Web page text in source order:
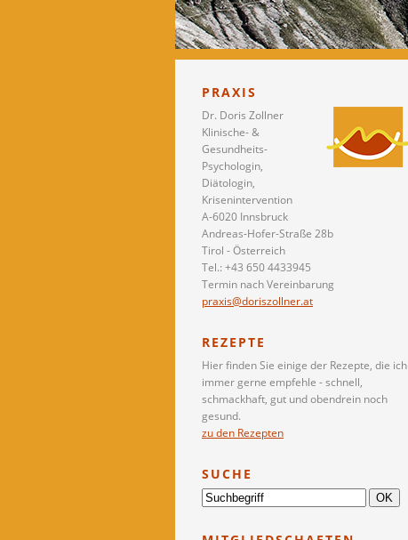
PRAXIS
Dr. Doris Zollner
Klinische- &
Gesundheits-
Psychologin,
Diätologin,
Krisenintervention
A-6020 Innsbruck
Andreas-Hofer-Straße 28b
Tirol - Österreich
Tel.: +43 650 4433945
Termin nach Vereinbarung
praxis@doriszollner.at
REZEPTE
Hier finden Sie einige der Rezepte, die ich
immer gerne empfehle - schnell,
schmackhaft, gut und obendrein noch
gesund.
zu den Rezepten
SUCHE